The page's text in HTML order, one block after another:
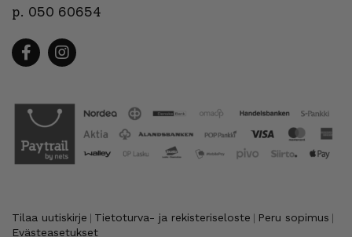
p. 050 60654
Tilaa uutiskirje Tietoturva- ja rekisteriseloste Peru sopimus
Evästeasetukset